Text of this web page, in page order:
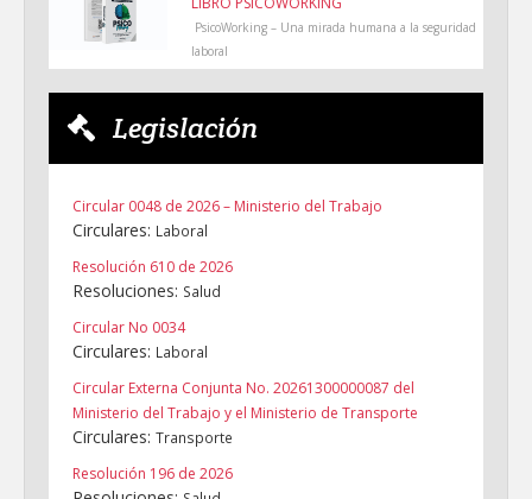
PsicoWorking – Una mirada humana a la seguridad
laboral
Legislación
Circular 0048 de 2026 – Ministerio del Trabajo
Circulares: Laboral
Resolución 610 de 2026
Resoluciones: Salud
Circular No 0034
Circulares: Laboral
Circular Externa Conjunta No. 20261300000087 del
Ministerio del Trabajo y el Ministerio de Transporte
Circulares: Transporte
Resolución 196 de 2026